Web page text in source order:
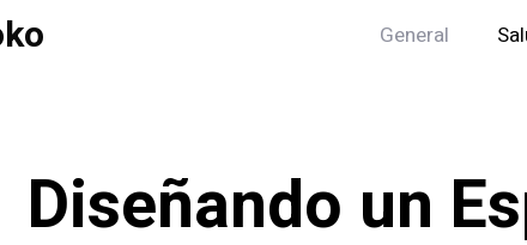
General
Diseñando un